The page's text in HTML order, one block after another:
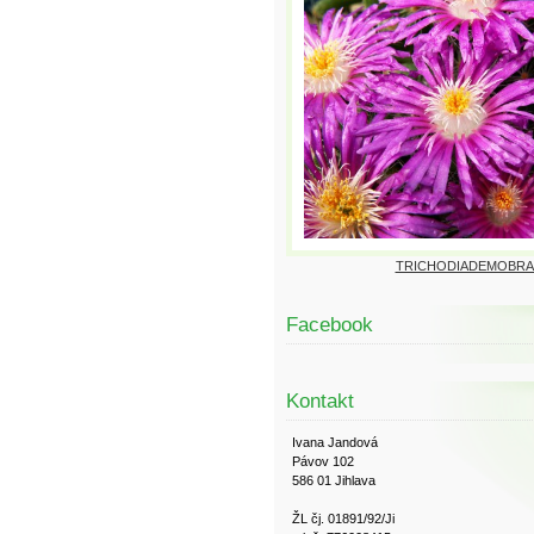
Facebook
Kontakt
Ivana Jandová
Pávov 102
586 01 Jihlava
ŽL čj. 01891/92/Ji